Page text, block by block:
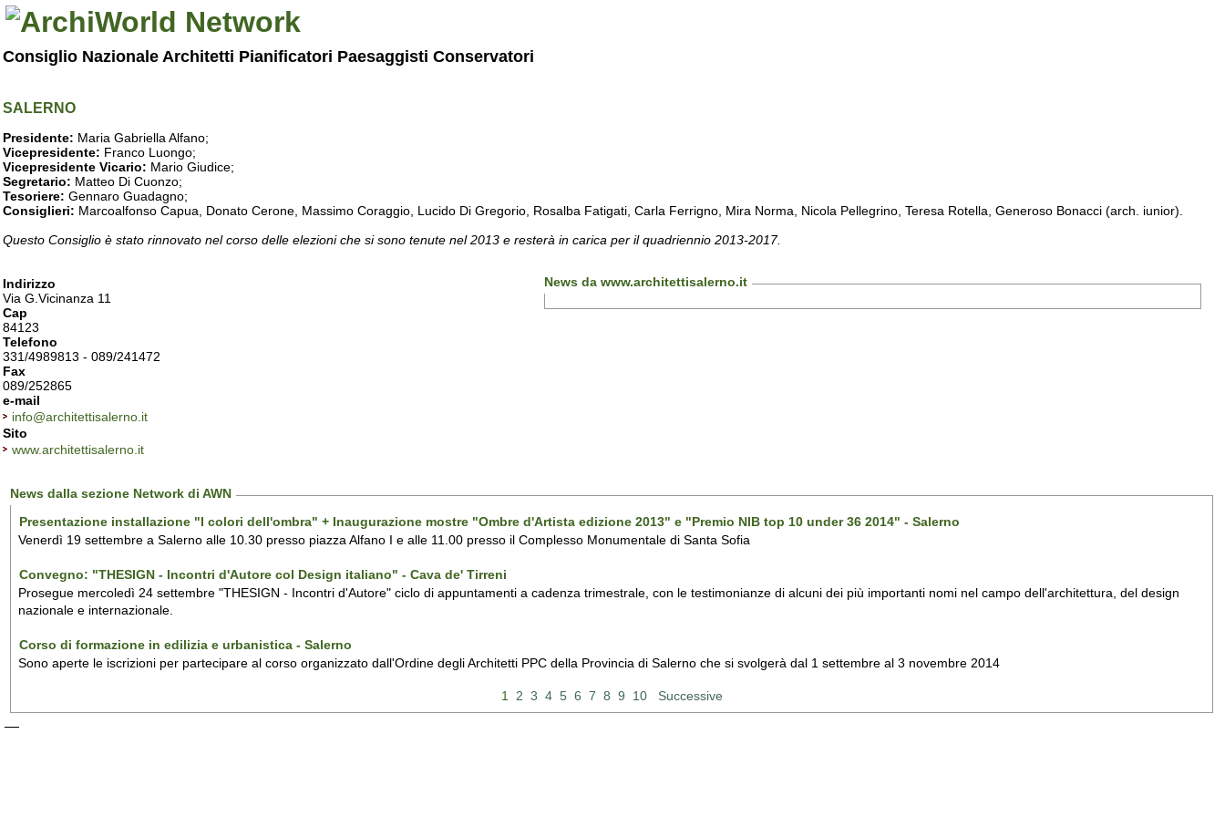
Consiglio Nazionale Architetti Pianificatori Paesaggisti Conservatori
SALERNO
Presidente: Maria Gabriella Alfano;
Vicepresidente: Franco Luongo;
Vicepresidente Vicario: Mario Giudice;
Segretario: Matteo Di Cuonzo;
Tesoriere: Gennaro Guadagno;
Consiglieri: Marcoalfonso Capua, Donato Cerone, Massimo Coraggio, Lucido Di Gregorio, Rosalba Fatigati, Carla Ferrigno, Mira Norma, Nicola Pellegrino, Teresa Rotella, Generoso Bonacci (arch. iunior).
Questo Consiglio è stato rinnovato nel corso delle elezioni che si sono tenute nel 2013 e resterà in carica per il quadriennio 2013-2017.
Indirizzo
Via G.Vicinanza 11
Cap
84123
Telefono
331/4989813 - 089/241472
Fax
089/252865
e-mail
info@architettisalerno.it
Sito
www.architettisalerno.it
News da www.architettisalerno.it
News dalla sezione Network di AWN
Presentazione installazione "I colori dell'ombra" + Inaugurazione mostre "Ombre d'Artista edizione 2013" e "Premio NIB top 10 under 36 2014" - Salerno
Venerdì 19 settembre a Salerno alle 10.30 presso piazza Alfano I e alle 11.00 presso il Complesso Monumentale di Santa Sofia
Convegno: "THESIGN - Incontri d'Autore col Design italiano" - Cava de' Tirreni
Prosegue mercoledì 24 settembre "THESIGN - Incontri d'Autore" ciclo di appuntamenti a cadenza trimestrale, con le testimonianze di alcuni dei più importanti nomi nel campo dell'architettura, del design
nazionale e internazionale.
Corso di formazione in edilizia e urbanistica - Salerno
Sono aperte le iscrizioni per partecipare al corso organizzato dall'Ordine degli Architetti PPC della Provincia di Salerno che si svolgerà dal 1 settembre al 3 novembre 2014
1 2 3 4 5 6 7 8 9 10 Successive